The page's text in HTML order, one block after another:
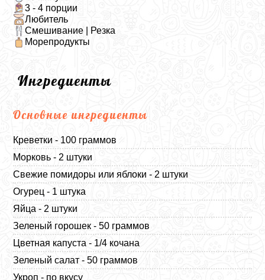
3 - 4 порции
Любитель
Смешивание | Резка
Морепродукты
Ингредиенты
Основные ингредиенты
Креветки - 100 граммов
Морковь - 2 штуки
Свежие помидоры или яблоки - 2 штуки
Огурец - 1 штука
Яйца - 2 штуки
Зеленый горошек - 50 граммов
Цветная капуста - 1/4 кочана
Зеленый салат - 50 граммов
Укроп - по вкусу